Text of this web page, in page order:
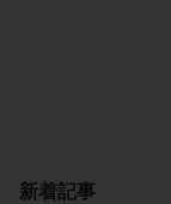
新着記事